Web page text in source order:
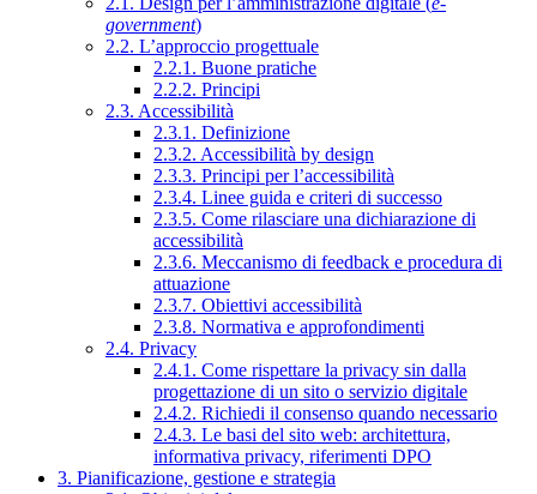
government)
2.2. L’approccio progettuale
2.2.1. Buone pratiche
2.2.2. Principi
2.3. Accessibilità
2.3.1. Definizione
2.3.2. Accessibilità by design
2.3.3. Principi per l’accessibilità
2.3.4. Linee guida e criteri di successo
2.3.5. Come rilasciare una dichiarazione di
accessibilità
2.3.6. Meccanismo di feedback e procedura di
attuazione
2.3.7. Obiettivi accessibilità
2.3.8. Normativa e approfondimenti
2.4. Privacy
2.4.1. Come rispettare la privacy sin dalla
progettazione di un sito o servizio digitale
2.4.2. Richiedi il consenso quando necessario
2.4.3. Le basi del sito web: architettura,
informativa privacy, riferimenti DPO
3. Pianificazione, gestione e strategia